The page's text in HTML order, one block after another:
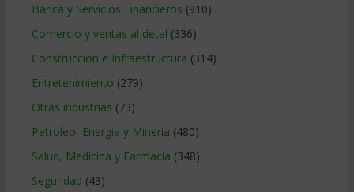
Banca y Servicios Financieros (910)
Comercio y ventas al detal (336)
Construccion e Infraestructura (314)
Entretenimiento (279)
Otras industrias (73)
Petroleo, Energia y Mineria (480)
Salud, Medicina y Farmacia (348)
Seguridad (43)